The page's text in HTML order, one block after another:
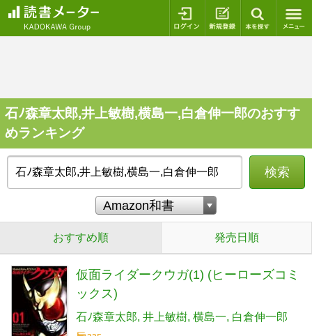
ログイン 新規登録
石ﾉ森章太郎,井上敏樹,横島一,白倉伸一郎のおすす
めランキング
検索
おすすめ順 発売日順
仮面ライダークウガ(1) (ヒーローズコミ
ックス)
石ﾉ森章太郎 井上敏樹 横島一 白倉伸一郎